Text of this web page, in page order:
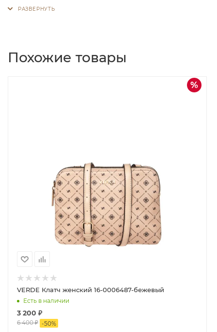
просторный карман. На оборотной стороне
расположен вертикальный карман на молнии. На
Похожие товары
Скидка
50%
VERDE Клатч женский 16-0006487-бежевый
Есть в наличии
3 200 ₽
6 400₽ -50%